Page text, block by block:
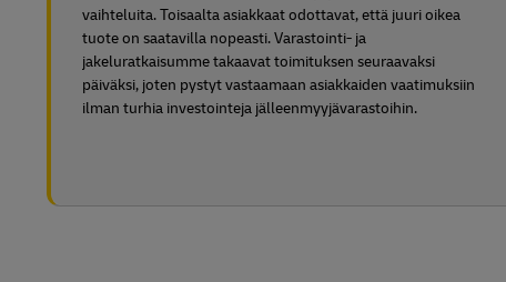
vaihteluita. Toisaalta asiakkaat odottavat, että juuri oikea
tuote on saatavilla nopeasti. Varastointi- ja
jakeluratkaisumme takaavat toimituksen seuraavaksi
päiväksi, joten pystyt vastaamaan asiakkaiden vaatimuksiin
ilman turhia investointeja jälleenmyyjävarastoihin.